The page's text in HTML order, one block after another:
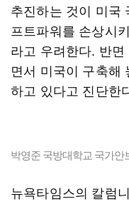
추진하는 것이 미국
프트파워를 손상시
라고 우려한다. 반
면서 미국이 구축해
하고 있다고 진단한
박영준 국방대학교 국가안
뉴욕타임스의 칼럼